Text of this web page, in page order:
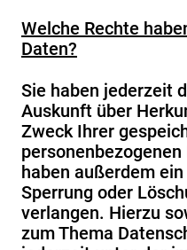
Welche Rechte
Daten?
Sie haben jederzeit
Auskunft über
Zweck Ihrer
haben außerdem
Sperrung oder
verlangen. Hierzu
zum Thema